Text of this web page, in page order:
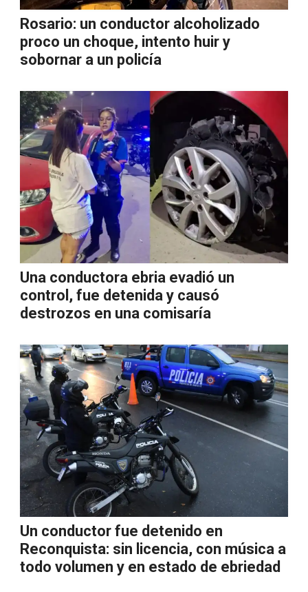
Rosario: un conductor alcoholizado
proco un choque, intento huir y
sobornar a un policía
Una conductora ebria evadió un
control, fue detenida y causó
destrozos en una comisaría
Un conductor fue detenido en
Reconquista: sin licencia, con música a
todo volumen y en estado de ebriedad